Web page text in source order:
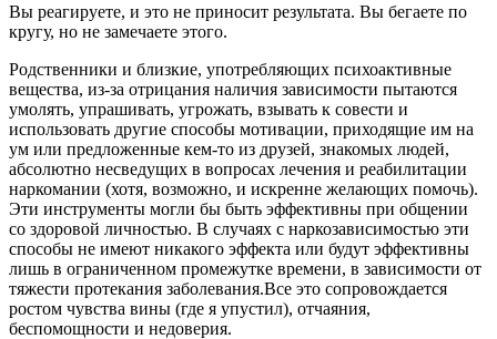
Вы реагируете, и это не приносит результата. Вы бегаете по
кругу, но не замечаете этого.
Родственники и близкие, употребляющих психоактивные
вещества, из-за отрицания наличия зависимости пытаются
умолять, упрашивать, угрожать, взывать к совести и
использовать другие способы мотивации, приходящие им на
ум или предложенные кем-то из друзей, знакомых людей,
абсолютно несведущих в вопросах лечения и реабилитации
наркомании (хотя, возможно, и искренне желающих помочь).
Эти инструменты могли бы быть эффективны при общении
со здоровой личностью. В случаях с наркозависимостью эти
способы не имеют никакого эффекта или будут эффективны
лишь в ограниченном промежутке времени, в зависимости от
тяжести протекания заболевания.Все это сопровождается
ростом чувства вины (где я упустил), отчаяния,
беспомощности и недоверия.